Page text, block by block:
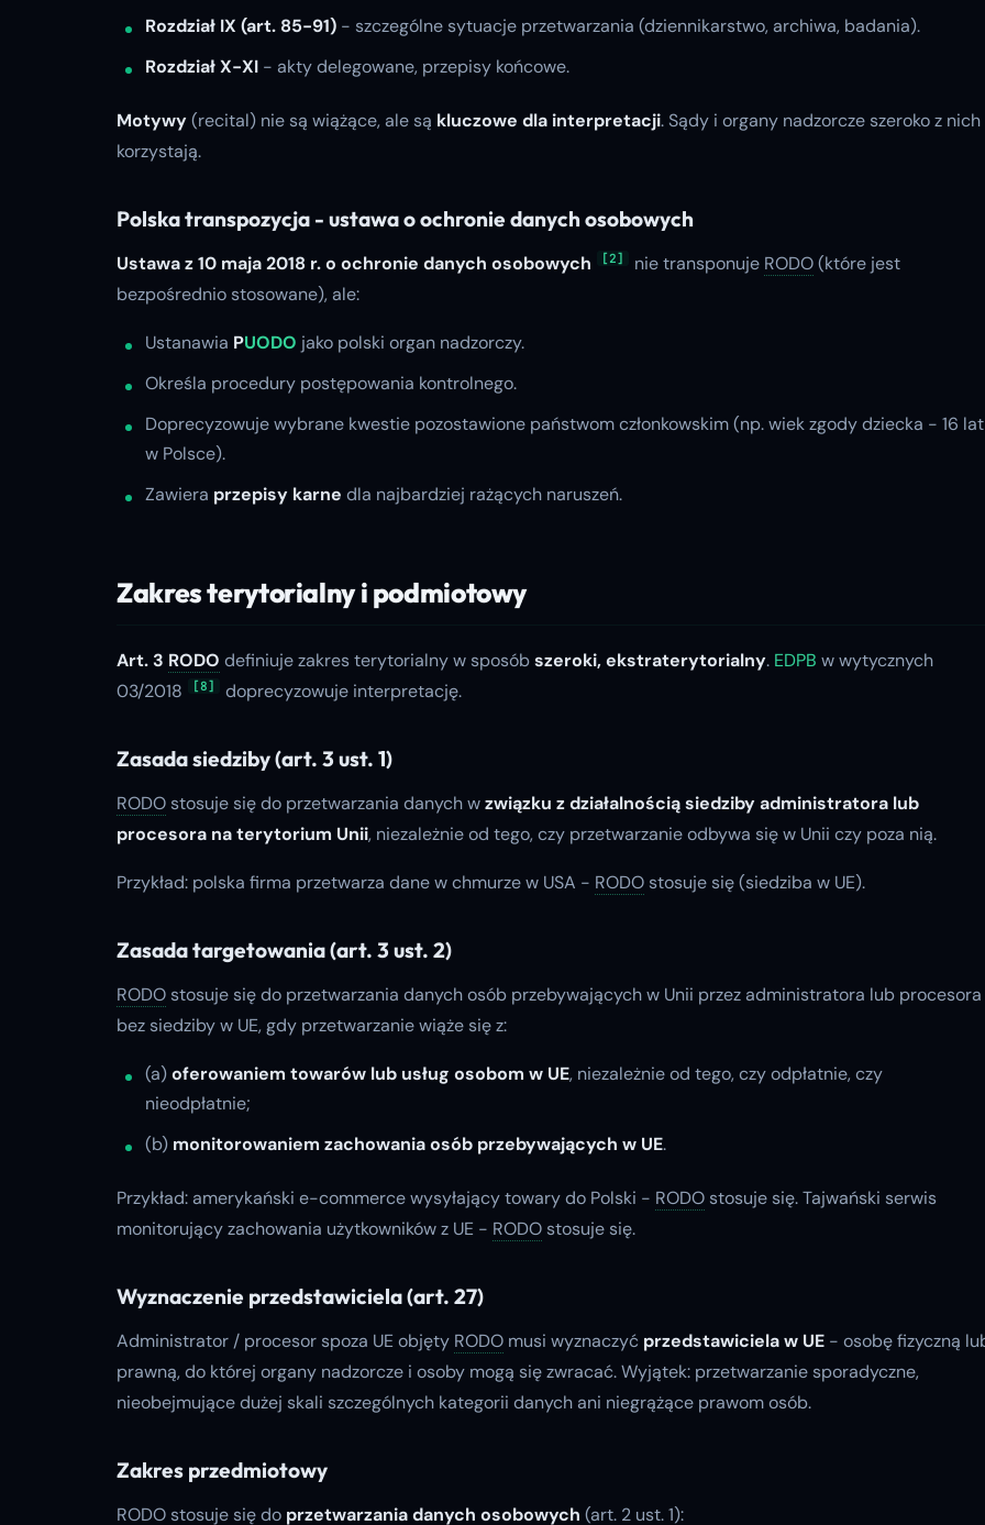
Rozdział IX (art. 85-91) - szczególne sytuacje przetwarzania (dziennikarstwo, archiwa, badania).
Rozdział X-XI - akty delegowane, przepisy końcowe.
Motywy(recital) nie są wiążące, ale są kluczowe dla interpretacji. Sądy i organy nadzorcze szeroko z nich
korzystają.
Polska transpozycja - ustawa o ochronie danych osobowych
Ustawa z 10 maja 2018 r. o ochronie danych osobowych [2] nie transponuje RODO(które jest
bezpośrednio stosowane), ale:
Ustanawia PUODO jako polski organ nadzorczy.
Określa procedury postępowania kontrolnego.
Doprecyzowuje wybrane kwestie pozostawione państwom członkowskim (np. wiek zgody dziecka - 16 lat
w Polsce).
Zawiera przepisy karne dla najbardziej rażących naruszeń.
Zakres terytorialny i podmiotowy
Art. 3 RODO definiuje zakres terytorialny w sposóbszeroki, ekstraterytorialny. EDPB w wytycznych
03/2018
[8] doprecyzowuje interpretację.
Zasada siedziby (art. 3 ust. 1)
RODO stosuje się do przetwarzania danych wzwiązku z działalnością siedziby administratora lub
procesora na terytorium Unii, niezależnie od tego, czy przetwarzanie odbywa się w Unii czy poza nią.
Przykład: polska firma przetwarza dane w chmurze w USA - RODO stosuje się (siedziba w UE).
Zasada targetowania (art. 3 ust. 2)
RODO stosuje się do przetwarzania danych osób przebywających w Unii przez administratora lub procesora
bez siedziby w UE, gdy przetwarzanie wiąże się z:
(a)oferowaniem towarów lub usług osobom w UE, niezależnie od tego, czy odpłatnie, czy
nieodpłatnie;
(b) monitorowaniem zachowania osób przebywających w UE.
Przykład: amerykański e-commerce wysyłający towary do Polski - RODO stosuje się. Tajwański serwis
monitorujący zachowania użytkowników z UE - RODO stosuje się.
Wyznaczenie przedstawiciela (art. 27)
Administrator / procesor spoza UE objęty RODO musi wyznaczyć przedstawiciela w UE - osobę fizyczną
prawną, do której organy nadzorcze i osoby mogą się zwracać. Wyjątek: przetwarzanie sporadyczne,
nieobejmujące dużej skali szczególnych kategorii danych ani niegrążące prawom osób.
Zakres przedmiotowy
RODO stosuje się do przetwarzania danych osobowych (art. 2 ust. 1):